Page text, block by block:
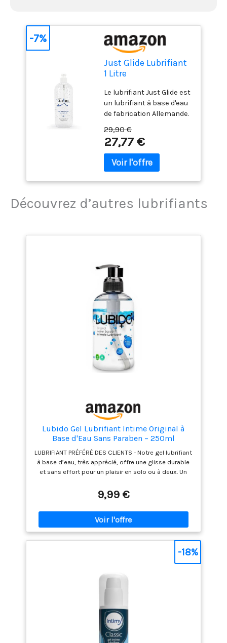
Just Glide Lubrifiant
1 Litre
Le lubrifiant Just Glide est
un lubrifiant à base d'eau
de fabrication Allemande.
avec les préservatifs
Testé
dermatologiquement sur
la peau et les muqueuses,
pour une utilisation anale
et vaginale Contenance : 1
29,90 €
27,77 €
-7%
Découvrez d’autres lubrifiants
Lubido Gel Lubrifiant Intime Original à
Base d'Eau Sans Paraben – 250ml
LUBRIFIANT PRÉFÉRÉ DES CLIENTS - Notre gel lubrifiant
à base d’eau, très apprécié, offre une glisse durable
et sans effort pour un plaisir en solo ou à deux. Un
LE CORPS - Hypoallergénique, sans parabènes et sûr
pour le corps. Ce lubrifiant intime est testé en
laboratoire et emballé de manière hygiénique pour
une tranquillité d’esprit LUBRIFIANT COMPATIBLE AVEC
LES JOUETS ET LES PRÉSERVATIFS - À base de gel et
compatible avec le latex, Lubido améliore votre
sécurisé et sans dégâts, même dans le feu de
l’action PROPRE ET DISCRET - Ce gel non tachant et
préserver votre intimité et prêt à l’emploi quand vous
l’êtes
9,99 €
-18%